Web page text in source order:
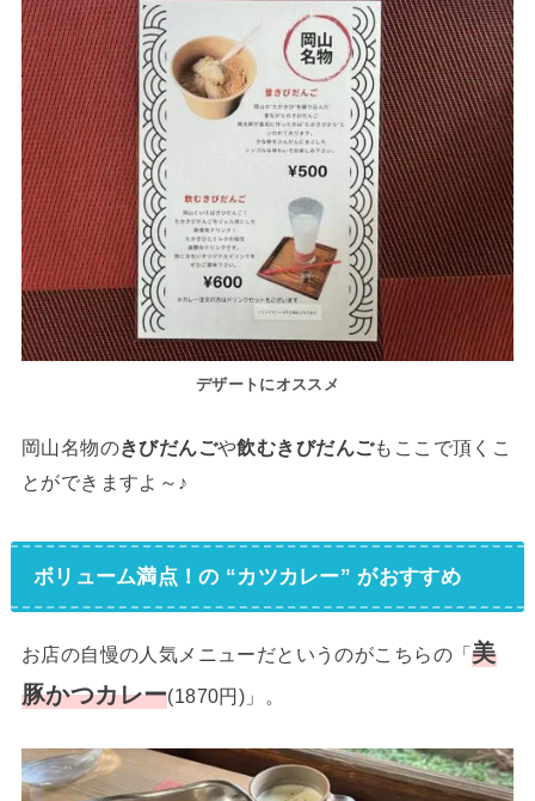
デザートにオススメ
岡山名物のきびだんごや飲むきびだんごもここで頂くこ
とができますよ～♪
ボリューム満点！の “カツカレー” がおすすめ
お店の自慢の人気メニューだというのがこちらの「美
豚かつカレー(1870円)」。